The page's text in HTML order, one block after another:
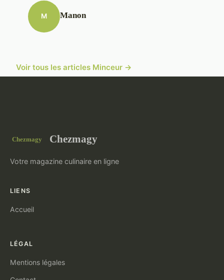
M Manon
Voir tous les articles Minceur →
Chezmagy
Votre magazine culinaire en ligne
LIENS
Accueil
LÉGAL
Mentions légales